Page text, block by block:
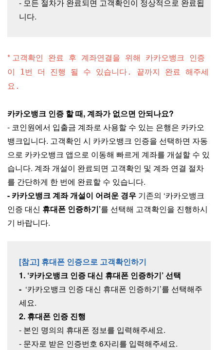
- 모든 절차가 완료되면 고객확인이 정상적으로 완료됩
니다.
* 고객확인 완료 후 계좌연결을 위해 카카오뱅크 인증
이 1번 더 진행 될 수 있습니다. 끝까지 완료 해주세
요.
카카오뱅크 인증 할 때, 계좌가 없으면 안되나요?
- 코인원에서 입출금 계좌로 사용할 수 있는 은행은 카카오
뱅크입니다. 고객확인 시 카카오뱅크 인증을 선택하면 자동
으로 카카오뱅크 앱으로 이동해 빠르게 계좌를 개설할 수 있
습니다. 계좌 개설이 완료되면 고객확인 및 계좌 연결 절차
를 간단하게 한 번에 완료할 수 있습니다.
- 카카오뱅크 계좌 개설이 어려운 경우 기존의 ‘카카오뱅크
인증 대신 휴대폰 인증하기’를 선택해 고객확인을 진행하시
기 바랍니다.
[참고] 휴대폰 인증으로 고객확인하기
1. ‘카카오뱅크 인증 대신 휴대폰 인증하기’ 선택
- ‘카카오뱅크 인증 대신 휴대폰 인증하기’를 선택해주
세요.
2. 휴대폰 인증 진행
- 본인 명의의 휴대폰 정보를 입력해주세요.
- 문자로 받은 인증번호 6자리를 입력해주세요.